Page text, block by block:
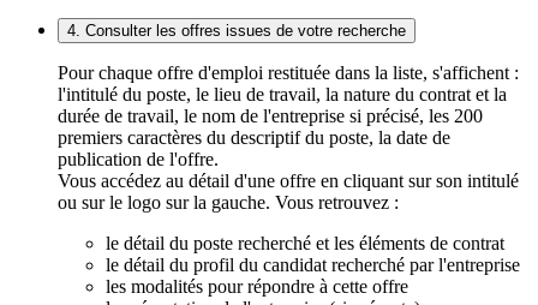
4. Consulter les offres issues de votre recherche
Pour chaque offre d'emploi restituée dans la liste, s'affichent :
l'intitulé du poste, le lieu de travail, la nature du contrat et la
durée de travail, le nom de l'entreprise si précisé, les 200
premiers caractères du descriptif du poste, la date de
publication de l'offre.
Vous accédez au détail d'une offre en cliquant sur son intitulé
ou sur le logo sur la gauche. Vous retrouvez :
le détail du poste recherché et les éléments de contrat
le détail du profil du candidat recherché par l'entreprise
les modalités pour répondre à cette offre